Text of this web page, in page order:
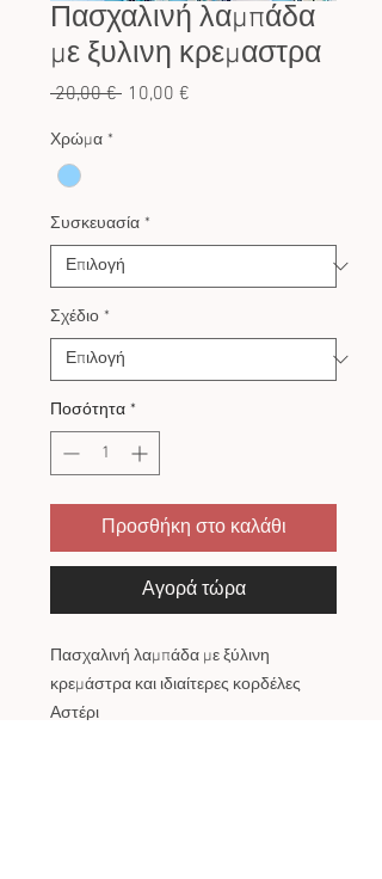
Πασχαλινή λαμπάδα
με ξυλινη κρεμαστρα
20,00 € Κανονική
10,00 €
Χρώμα *
Συσκευασία *
Σχέδιο *
Ποσότητα *
Προσθήκη στο καλάθι
Αγορά τώρα
Πασχαλινή λαμπάδα με ξύλινη
κρεμάστρα και ιδιαίτερες κορδέλες
Αστέρι